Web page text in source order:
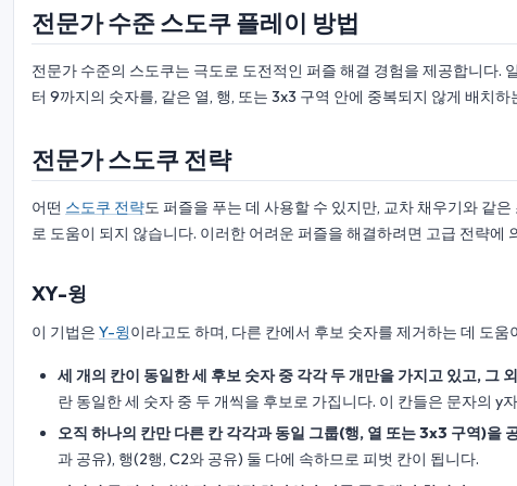
전문가 수준 스도쿠 플레이 방법
전문가 수준의 스도쿠는 극도로 도전적인 퍼즐 해결 경험을 제공합니다.
터 9까지의 숫자를, 같은 열, 행, 또는 3x3 구역 안에 중복되지 않게 배치
전문가 스도쿠 전략
어떤 스도쿠 전략도 퍼즐을 푸는 데 사용할 수 있지만, 교차 채우기와 같
로 도움이 되지 않습니다. 이러한 어려운 퍼즐을 해결하려면 고급 전략에
XY-윙
이 기법은 Y-윙이라고도 하며, 다른 칸에서 후보 숫자를 제거하는 데 도
세 개의 칸이 동일한 세 후보 숫자 중 각각 두 개만을 가지고 있고, 그
란 동일한 세 숫자 중 두 개씩을 후보로 가집니다. 이 칸들은 문자의 y
오직 하나의 칸만 다른 칸 각각과 동일 그룹(행, 열 또는 3x3 구역)을
과 공유), 행(2행, C2와 공유) 둘 다에 속하므로 피벗 칸이 됩니다.